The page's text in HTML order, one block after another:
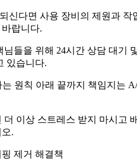
신다면 사용 장비의 제원과 작
랍니다.
들을 위해 24시간 상담 대기
있습니다.
원칙 아래 끝까지 책임지는
이상 스트레스 받지 마시고
.
제거 해결책